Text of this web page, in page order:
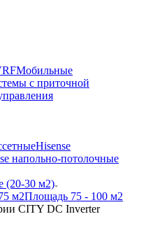
Мобильные
с приточной
Hisense
напольно-потолочные
(20-30 м2)
м2Площадь 75 - 100 м2
CITY DC Inverter